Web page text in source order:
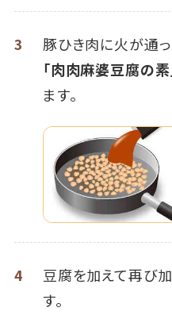
3
豚ひき肉に火が通
「肉肉麻婆豆腐の素
ます。
4
豆腐を加えて再び
す。